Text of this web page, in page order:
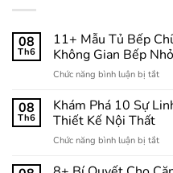
08
Th6
11+ Mẫu Tủ Bếp
Không Gian Bếp Nhỏ
Chức năng bình luận bị tắtở
Chữ
08
Th6
Khám Phá 10 Sự
Thiết Kế Nội Thất
Chức năng bình luận bị tắtở
Phá